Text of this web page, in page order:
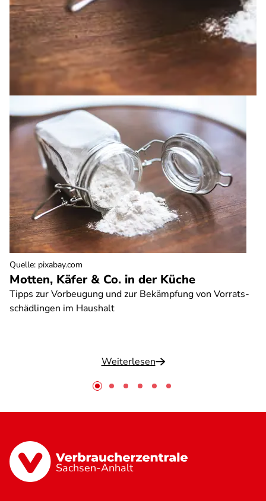
Motten, Käfer & Co. in der Küche
Tipps zur Vorbeugung und zur Bekämpfung von Vorrats-
schädlingen im Haushalt
Weiterlesen
Quelle: pixabay.com
Sachsen-Anhalt